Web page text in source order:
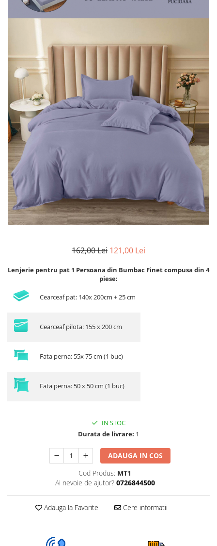
Lenjerii Creponate
Lenjerii de finet Iprimate Digital
Lenjerii de pat Bumbac 100%
Lenjerii de pat Finet + 2 Draperii
Lenjerii de pat Saten 4 piese cu
elastic
162,00 Lei 121,00 Lei
Lenjerie pentru pat 1 Persoana din Bumbac Finet compusa din 4
piese:
Cearceaf pat: 140x 200cm + 25 cm
Cearceaf pilota: 155 x 200 cm
Fata perna: 55x 75 cm (1 buc)
Fata perna: 50 x 50 cm (1 buc)
IN STOC
Durata de livrare: 1
ADAUGA IN COS
Cod Produs: MT1
Ai nevoie de ajutor? 0726844500
Adauga la Favorite Cere informatii